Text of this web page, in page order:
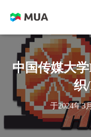
中国传媒大
织
于2024年3